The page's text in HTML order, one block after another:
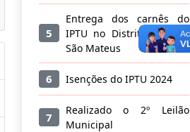
5
Entrega dos carnês do
IPTU no Distrito do Alto
São Mateus
6 Isenções do IPTU 2024
7
Realizado o 2º Leilão
Municipal